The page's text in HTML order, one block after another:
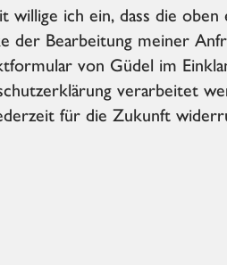
willige ich ein, dass die
der Bearbeitung meiner
von Güdel im
verarbeitet
für die Zukunft